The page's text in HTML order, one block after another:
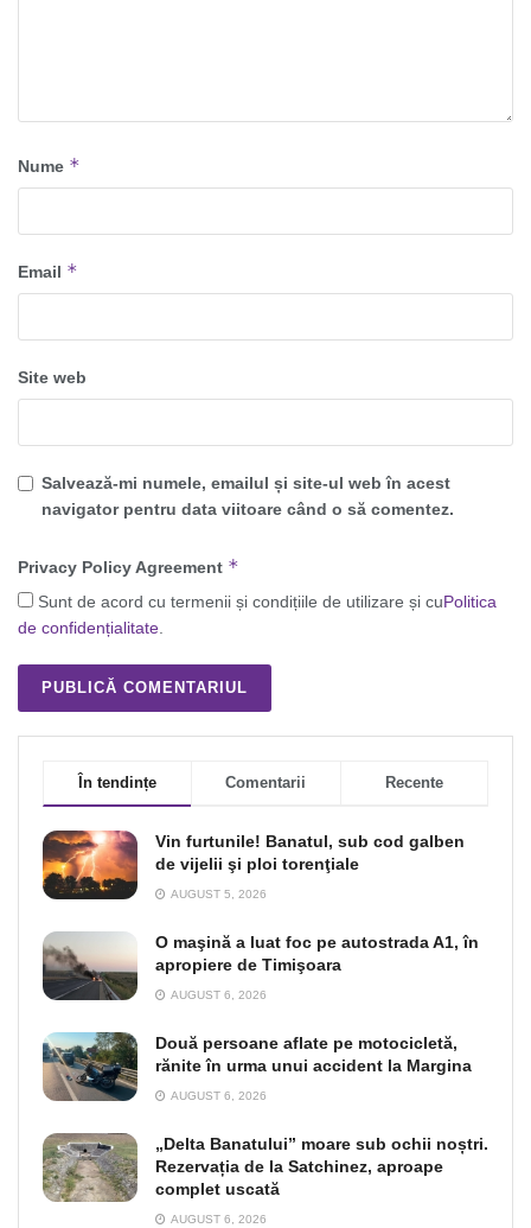
Nume *
Email *
Site web
Salvează-mi numele, emailul și site-ul web în acest
navigator pentru data viitoare când o să comentez.
Privacy Policy Agreement *
Sunt de acord cu termenii și condițiile de utilizare și cuPolitica
de confidențialitate.
În tendințe Comentarii Recente
Vin furtunile! Banatul, sub cod galben
de vijelii şi ploi torenţiale
AUGUST 5, 2026
O maşină a luat foc pe autostrada A1, în
apropiere de Timişoara
AUGUST 6, 2026
Două persoane aflate pe motocicletă,
rănite în urma unui accident la Margina
AUGUST 6, 2026
„Delta Banatului” moare sub ochii noștri.
Rezervația de la Satchinez, aproape
complet uscată
AUGUST 6, 2026